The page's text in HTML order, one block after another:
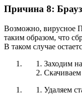
Причина 8:
Возможно, вирусное
таким образом, что
В таком случае
Заходим
Удаляем